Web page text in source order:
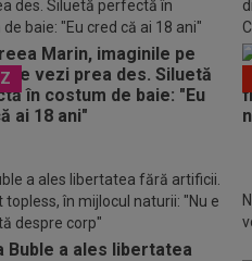
des. Siluetă perfectă în
baie: "Eu cred că ai 18 ani"
a ales libertatea fără artificii.
topless, în mijlocul naturii: "Nu e
despre corp"